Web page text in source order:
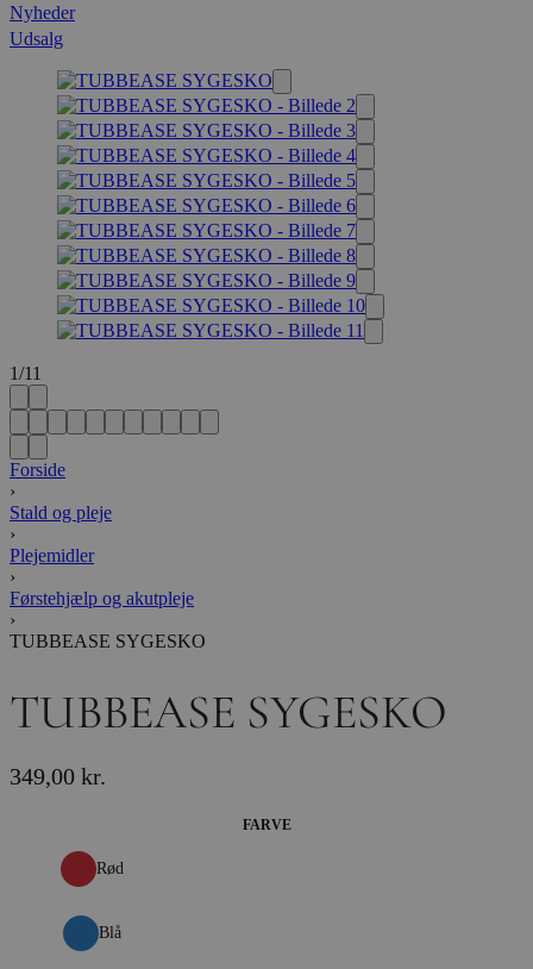
Nyheder
Udsalg
1/11
Forside
›
Stald og pleje
›
Plejemidler
›
Førstehjælp og akutpleje
›
TUBBEASE SYGESKO
TUBBEASE SYGESKO
349,00 kr.
FARVE
Rød
Blå